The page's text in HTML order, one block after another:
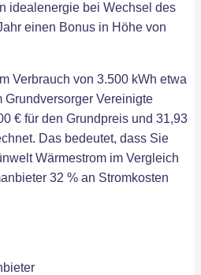
idealenergie bei Wechsel des
einen Bonus in Höhe von
Verbrauch von 3.500 kWh etwa
Grundversorger Vereinigte
€ für den Grundpreis und 31,93
Das bedeutet, dass Sie
Wärmestrom im Vergleich
32 % an Stromkosten